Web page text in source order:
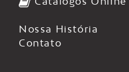
Nossa História
Contato